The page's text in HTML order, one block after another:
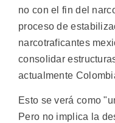
no con el fin del
proceso de
narcotraficantes
consolidar
actualmente
Esto se verá como
Pero no implica la